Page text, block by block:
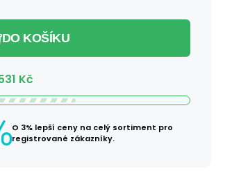
DO KOŠÍKU
Kč
O 3% lepší ceny na celý sortiment pro
registrované zákazníky.